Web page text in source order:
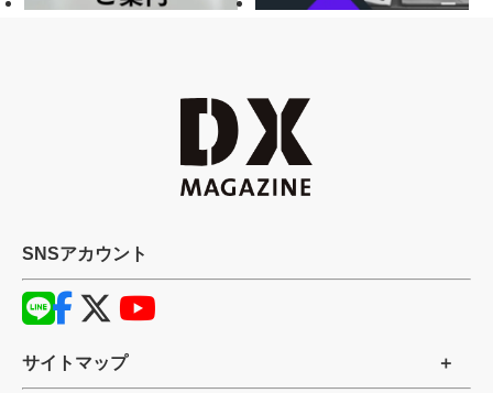
SNSアカウント
サイトマップ